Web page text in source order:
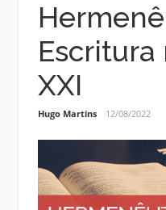
Escritura
XXI
Hugo Martins 12/08/2022